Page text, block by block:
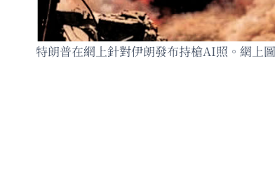
特朗普在網上針對伊朗發布持槍AI照。網上